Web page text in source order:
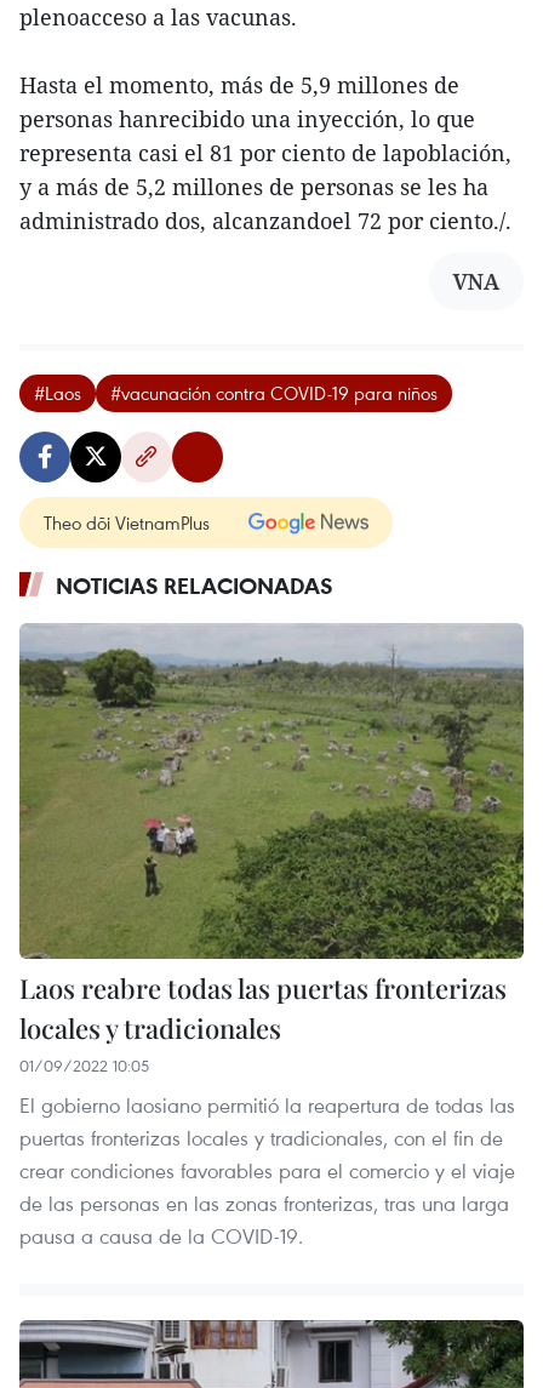
plenoacceso a las vacunas.
Hasta el momento, más de 5,9 millones de
personas hanrecibido una inyección, lo que
representa casi el 81 por ciento de lapoblación,
y a más de 5,2 millones de personas se les ha
administrado dos, alcanzandoel 72 por ciento./.
VNA
#Laos #vacunación contra COVID-19 para niños
Theo dõi VietnamPlus
NOTICIAS RELACIONADAS
Laos reabre todas las puertas fronterizas
locales y tradicionales
01/09/2022 10:05
El gobierno laosiano permitió la reapertura de todas las
puertas fronterizas locales y tradicionales, con el fin de
crear condiciones favorables para el comercio y el viaje
de las personas en las zonas fronterizas, tras una larga
pausa a causa de la COVID-19.